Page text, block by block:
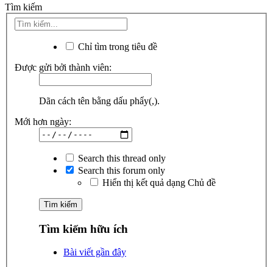
Tìm kiếm
Chỉ tìm trong tiêu đề
Được gửi bởi thành viên:
Dãn cách tên bằng dấu phẩy(,).
Mới hơn ngày:
Search this thread only
Search this forum only
Hiển thị kết quả dạng Chủ đề
Tìm kiếm hữu ích
Bài viết gần đây